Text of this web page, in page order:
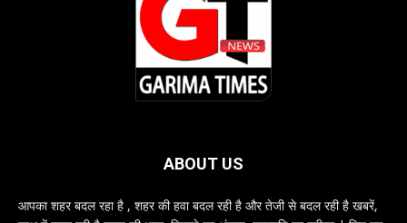
ABOUT US
आपका शहर बदल रहा है , शहर की हवा बदल रही है और तेजी से बदल रही है खबरें,